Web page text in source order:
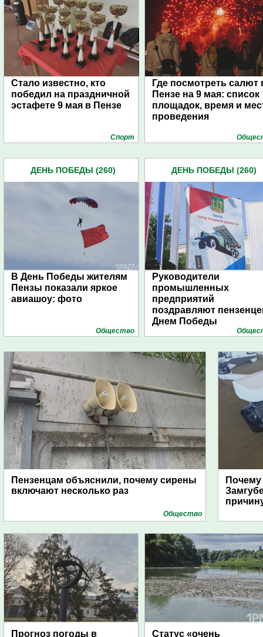
Стало известно, кто
победил на праздничной
эстафете 9 мая в Пензе
Спорт
Где посмотреть салют
Пензе на 9 мая: список
площадок, время и
проведения
ДЕНЬ ПОБЕДЫ (260)
В День Победы жителям
Пензы показали яркое
авиашоу: фото
Общество
ДЕНЬ ПОБЕДЫ (260)
Руководители
промышленных
предприятий
поздравляют
Днем Победы
Пензенцам объяснили, почему сирены
включают несколько раз
Общество
Прогноз погоды в Статус «очень